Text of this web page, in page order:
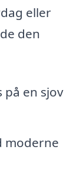
eller
den
på en sjov
moderne